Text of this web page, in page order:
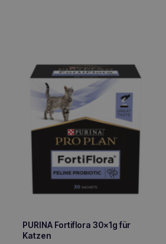
PURINA Fortiflora 30x1g für
Katzen